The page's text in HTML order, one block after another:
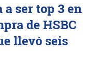
ser top 3 en
de HSBC
llevó seis